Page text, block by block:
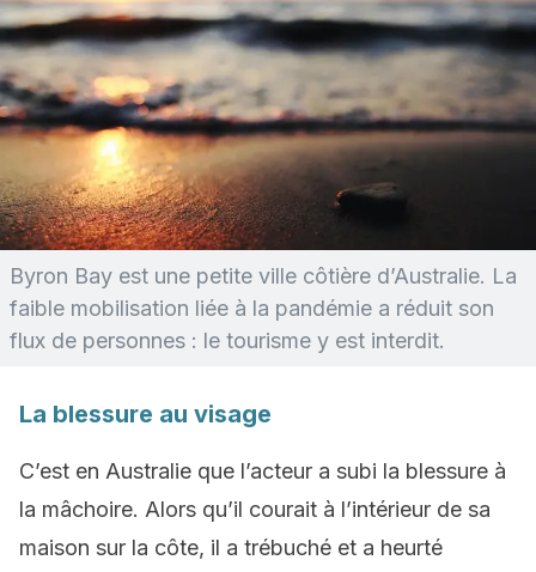
Byron Bay est une petite ville côtière d’Australie. La
faible mobilisation liée à la pandémie a réduit son
flux de personnes : le tourisme y est interdit.
La blessure au visage
C’est en Australie que l’acteur a subi la blessure à
la mâchoire. Alors qu’il courait à l’intérieur de sa
maison sur la côte, il a trébuché et a heurté